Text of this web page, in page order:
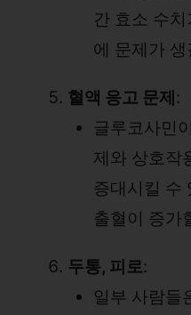
간 효소 수
에 문제가
혈액 응고 문제:
글루코사민
제와 상호작
증대시킬 수
출혈이 증가
두통, 피로:
일부 사람들